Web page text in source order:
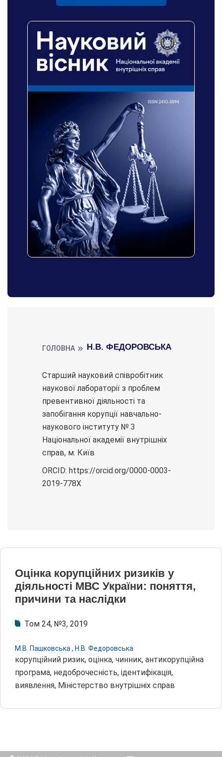
ГОЛОВНА Н.В. ФЕДОРОВСЬКА
Старший науковий співробітник
наукової лабораторії з проблем
превентивної діяльності та
запобігання корупції навчально-
наукового інституту № 3
Національної академії внутрішніх
справ, м. Київ
ORCID: https://orcid.org/0000-0003-
2019-778X
Оцінка корупційних ризиків у
діяльності МВС України: поняття,
причини та наслідки
Том 24, №3, 2019
М.В. Пашковська, Н.В. Федоровська
корупційний ризик, оцінка, чинник, антикорупційна
програма, недоброчесність, ідентифікація,
виявлення, Міністерство внутрішніх справ